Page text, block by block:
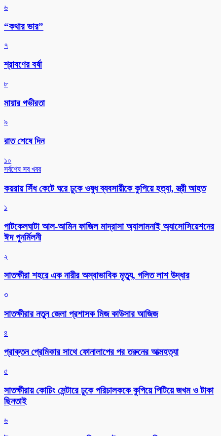
৬
“কথার ভার”
৭
শ্রাবণের বর্ষা
৮
মায়ার গভীরতা
৯
রাত শেষে দিন
১০
সর্বশেষ সব খবর
কয়রায় সিঁধ কেটে ঘরে ঢুকে ওষুধ ব্যবসায়ীকে কুপিয়ে হত্যা, স্ত্রী আহত
১
পাটকেলঘাটা আল-আমিন ফাজিল মাদ্রাসা অ্যালামনাই অ্যাসোসিয়েশনের
ঈদ পুনর্মিলনী
২
সাতক্ষীরা শহরে এক নারীর অস্বাভাবিক মৃত্যু, গলিত লাশ উদ্ধার
৩
সাতক্ষীরার নতুন জেলা প্রশাসক মিজ কাউসার আজিজ
৪
প্রাক্তন প্রেমিকার সাথে ফোনালাপের পর তরুনের আত্মহত্যা
৫
সাতক্ষীরায় কোচিং সেন্টারে ঢুকে পরিচালককে কুপিয়ে পিটিয়ে জখম ও টাকা
ছিনতাই
৬